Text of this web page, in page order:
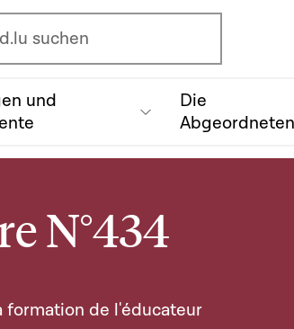
recherche
suchen
und
Die
N°434
formation de l'éducateur